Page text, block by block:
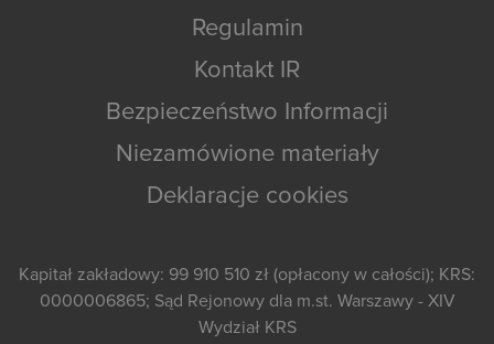
Regulamin
Kontakt IR
Bezpieczeństwo Informacji
Niezamówione materiały
Deklaracje cookies
Kapitał zakładowy: 99 910 510 zł (opłacony w całości); KRS:
0000006865; Sąd Rejonowy dla m.st. Warszawy - XIV
Wydział KRS